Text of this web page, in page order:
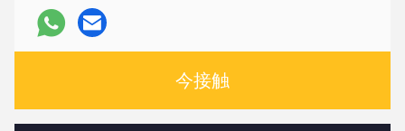
今接触